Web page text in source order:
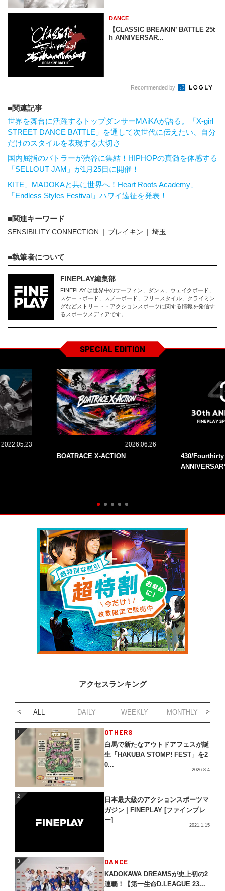
DANCE
【CLASSIC BREAKIN’ BATTLE 25t
h ANNIVERSAR...
Recommended by
関連記事
世界を舞台に活躍するトップダンサーMAiKAが語る。「X-girl
STREET DANCE BATTLE」を通して次世代に伝えたい、自分
だけのスタイルを表現する大切さ
国内屈指のバトラーが渋谷に集結！HIPHOPの真髄を体感する
「SELLOUT JAM」が1月25日に開催！
KITE、MADOKAと共に世界へ！Heart Roots Academy、
「Endless Styles Festival」ハワイ遠征を発表！
関連キーワード
SENSIBILITY CONNECTION ブレイキン 埼玉
執筆者について
FINEPLAY編集部
FINEPLAY は世界中のサーフィン、ダンス、ウェイクボード、
スケートボード、スノーボード、フリースタイル、クライミン
グなどストリート・アクションスポーツに関する情報を発信す
るスポーツメディアです。
SPECIAL EDITION
2022.05.23 2026.06.26
BOATRACE X-ACTION
430/
アクセスランキング
ALL DAILY WEEKLY MONTHLY
1 OTHERS
白馬で新たなアウトドアフェスが誕
生「HAKUBA STOMP! FEST」を2
0...
2026.8.4
2
日本最大級のアクションスポーツマ
ガジン | FINEPLAY [ファインプレ
ー]
2021.1.15
3 DANCE
KADOKAWA DREAMSが史上初の2
連覇！【第一生命D.LEAGUE 23...